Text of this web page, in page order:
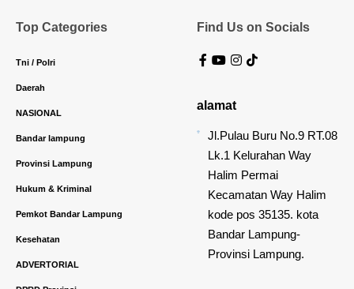
Top Categories
Tni / Polri
Daerah
NASIONAL
Bandar lampung
Provinsi Lampung
Hukum & Kriminal
Pemkot Bandar Lampung
Kesehatan
ADVERTORIAL
Find Us on Socials
alamat
Jl.Pulau Buru No.9 RT.08
Lk.1 Kelurahan Way
Halim Permai
Kecamatan Way Halim
kode pos 35135. kota
Bandar Lampung-
Provinsi Lampung.